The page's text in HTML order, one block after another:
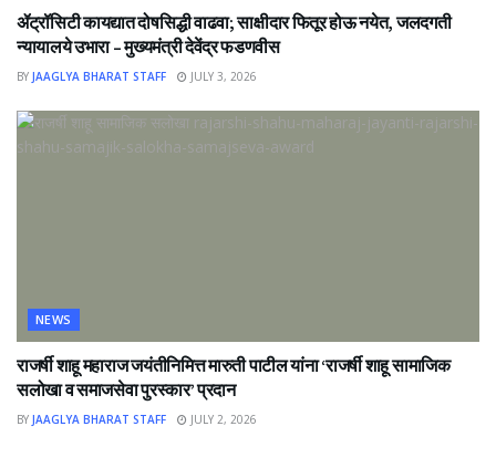
ॲट्रॉसिटी कायद्यात दोषसिद्धी वाढवा; साक्षीदार फितूर होऊ नयेत, जलदगती
न्यायालये उभारा – मुख्यमंत्री देवेंद्र फडणवीस
BY JAAGLYA BHARAT STAFF JULY 3, 2026
NEWS
राजर्षी शाहू महाराज जयंतीनिमित्त मारुती पाटील यांना ‘राजर्षी शाहू सामाजिक
सलोखा व समाजसेवा पुरस्कार’ प्रदान
BY JAAGLYA BHARAT STAFF JULY 2, 2026